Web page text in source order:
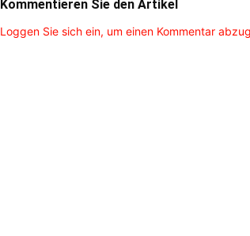
Kommentieren Sie den Artikel
Loggen Sie sich ein, um einen Kommentar